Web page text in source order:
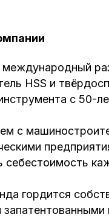
международный
HSS и
с 50-
с
себестоимость
гордится